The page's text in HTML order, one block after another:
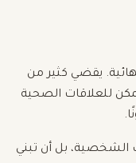
يقضي كثير من
للعلاقات الصحية
الشخصية، بل أن تبني